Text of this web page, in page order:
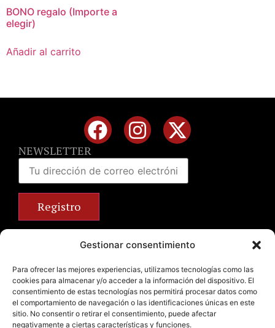
Gestionar consentimiento
Para ofrecer las mejores experiencias, utilizamos tecnologías como las
cookies para almacenar y/o acceder a la información del dispositivo. El
consentimiento de estas tecnologías nos permitirá procesar datos como
el comportamiento de navegación o las identificaciones únicas en este
sitio. No consentir o retirar el consentimiento, puede afectar
negativamente a ciertas características y funciones.
BONO regalo (Importe a
elegir)
Añadir al carrito
NEWSLETTER
+34 963 672 314
info@emilianobodega.com
Parking gratuito